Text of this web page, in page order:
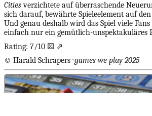
Citiesverzichtete auf überraschende
sich darauf, bewährte Spieleelement auf
Und genau deshalb wird das Spiel viele
einfach nur ein gemütlich-unspektakuläres
Rating: 7/10 ⚄ ⇗
© Harald Schrapers · games we play 2025